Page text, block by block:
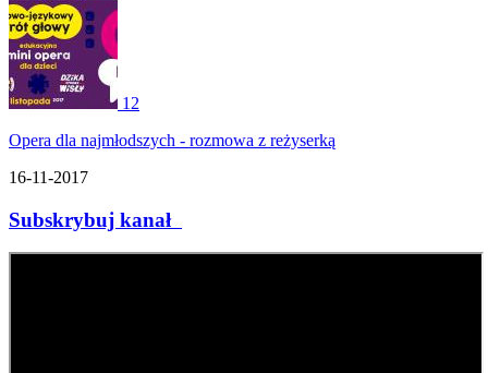
12
Opera dla najmłodszych - rozmowa z reżyserką
16-11-2017
Subskrybuj kanał